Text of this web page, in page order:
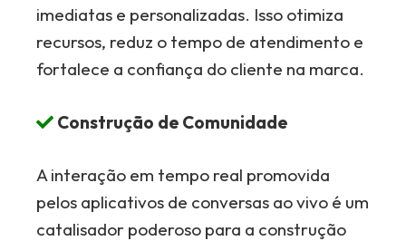
imediatas e personalizadas. Isso otimiza
recursos, reduz o tempo de atendimento e
fortalece a confiança do cliente na marca.
Construção de Comunidade
A interação em tempo real promovida
pelos aplicativos de conversas ao vivo é um
catalisador poderoso para a construção